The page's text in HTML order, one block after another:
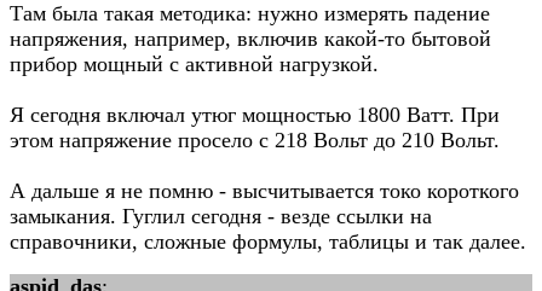
Там была такая методика: нужно измерять падение
напряжения, например, включив какой-то бытовой
прибор мощный с активной нагрузкой.
Я сегодня включал утюг мощностью 1800 Ватт. При
этом напряжение просело с 218 Вольт до 210 Вольт.
А дальше я не помню - высчитывается токо короткого
замыкания. Гуглил сегодня - везде ссылки на
справочники, сложные формулы, таблицы и так далее.
aspid_das: